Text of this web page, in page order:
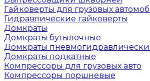
Гайковерты для грузовых
Гидравлические гайковерты
Домкраты
Домкраты бутылочные
Домкраты
Домкраты подкатные
Компрессоры для грузовых авто
Компрессоры поршневые